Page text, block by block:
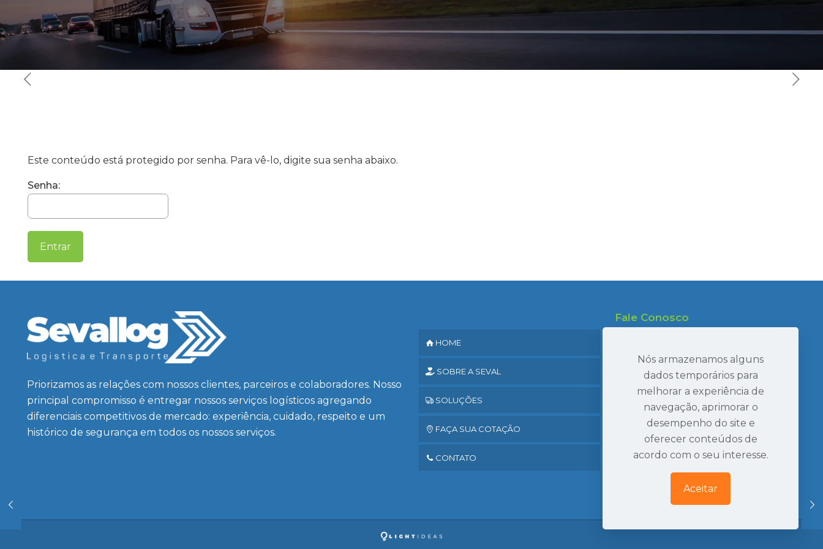
Este conteúdo está protegido por senha. Para vê-lo, digite sua senha abaixo.
Senha:
Priorizamos as relações com nossos clientes, parceiros e colaboradores. Nosso
principal compromisso é entregar nossos serviços logísticos agregando
diferenciais competitivos de mercado: experiência, cuidado, respeito e um
histórico de segurança em todos os nossos serviços.
HOME
SOBRE A SEVAL
SOLUÇÕES
FAÇA SUA COTAÇÃO
CONTATO
Fale Conosco
47 3407-2269
seval@sevaltransportes.com.br
Rod. dos Móveis, 2060, Sala 05
Mato Preto, São Bento do Sul | SC
Ver Localização
Nós armazenamos alguns
dados temporários para
melhorar a experiência de
navegação, aprimorar o
desempenho do site e
oferecer conteúdos de
acordo com o seu interesse.
Aceitar